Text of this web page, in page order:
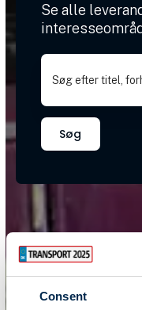
Consent
Se alle
Søg efter titel,
Søg